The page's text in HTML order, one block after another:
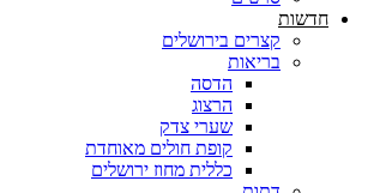
חדשות
קצרים בירושלים
בריאות
הדסה
הרצוג
שערי צדק
קופת חולים מאוחדת
כללית מחוז ירושלים